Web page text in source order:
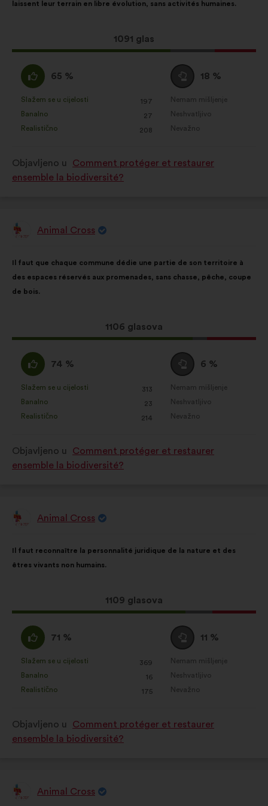
laissent leur terrain en libre évolution, sans activités humaines.
Ovaj
prijedlog
1091 glas
Slažem
:
65 %
stavljena
oznaka:
Slažem se u cijelosti
: 197
put
Banalno
: 27
put
Realistično
: 208
put
Niti
se
slažem
niti
neslažem
18 %
stavljena
Nemam mišljenje
:put
Neshvatljivo
:put
Nevažno
:put
Objavljeno u
Comment protéger et restaurer
ensemble la biodiversité?
PrijedlogAnimal Cross
prijedloga:
Il faut que chaque commune dédie une partie de son territoire à
des espaces réservés aux promenades, sans chasse, pêche, coupe
de bois.
Ovaj
prijedlog
1106 glasova
raspodjelu:
Slažem
:
74 %
stavljena
oznaka:
Slažem se u cijelosti
: 313
put
Banalno
: 23
put
Realistično
: 214
put
Niti
se
slažem
niti
neslažem
6 %
stavljena
Nemam mišljenje
:put
Neshvatljivo
:put
Nevažno
:put
Objavljeno u
Comment protéger et restaurer
ensemble la biodiversité?
PrijedlogAnimal Cross
prijedloga:
Il faut reconnaître la personnalité juridique de la nature et des
êtres vivants non humains.
Ovaj
prijedlog
1109 glasova
raspodjelu:
Slažem
:
71 %
stavljena
oznaka:
Slažem se u cijelosti
: 369
put
Banalno
: 16
put
Realistično
: 175
put
Niti
se
slažem
niti
neslažem
11 %
stavljena
Nemam mišljenje
:put
Neshvatljivo
:put
Nevažno
:put
Objavljeno u
Comment protéger et restaurer
ensemble la biodiversité?
PrijedlogAnimal Cross